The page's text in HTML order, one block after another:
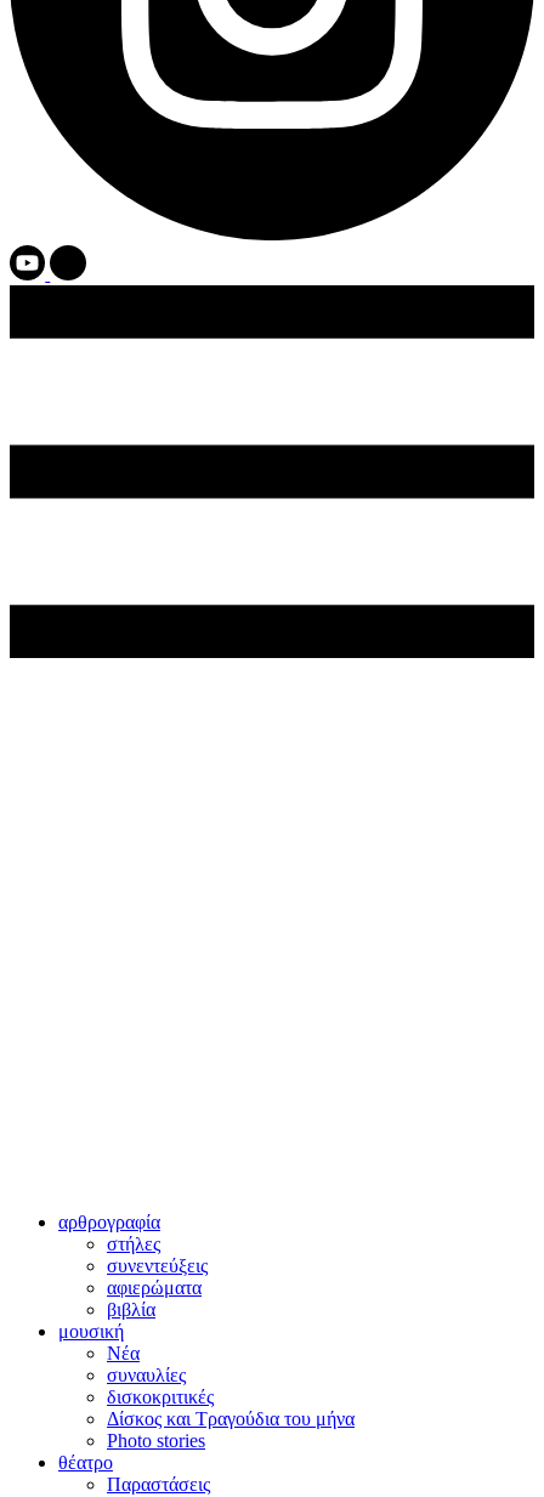
αρθρογραφία
στήλες
συνεντεύξεις
αφιερώματα
βιβλία
μουσική
Νέα
συναυλίες
δισκοκριτικές
Δίσκος και Τραγούδια του μήνα
Photo stories
θέατρο
Παραστάσεις